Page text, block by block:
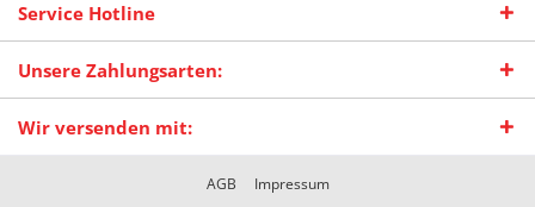
Service Hotline
Unsere Zahlungsarten:
Wir versenden mit:
AGB Impressum